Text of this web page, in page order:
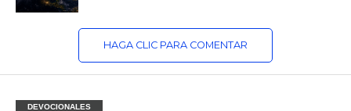
HAGA CLIC PARA COMENTAR
DEVOCIONALES